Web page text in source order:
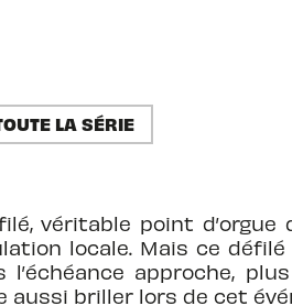
LA SÉRIE
véritable point
locale. Mais ce
approche,
aussi briller lors de cet